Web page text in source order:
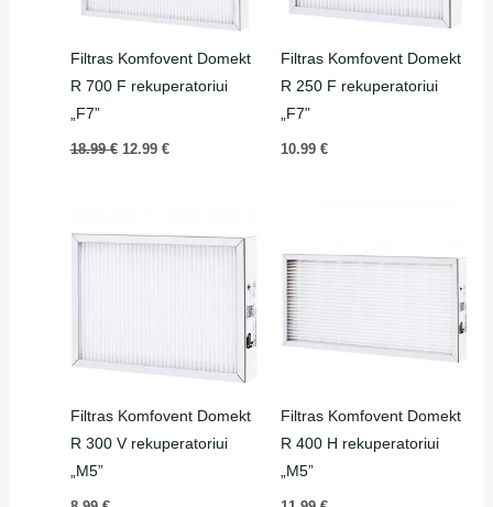
Filtras Komfovent Domekt
R 700 F rekuperatoriui
„F7”
18.99€ 12.99 €
Filtras Komfovent Domekt
R 250 F rekuperatoriui
„F7”
10.99 €
Filtras Komfovent Domekt
R 300 V rekuperatoriui
„M5”
Filtras Komfovent Domekt
R 400 H rekuperatoriui
„M5”